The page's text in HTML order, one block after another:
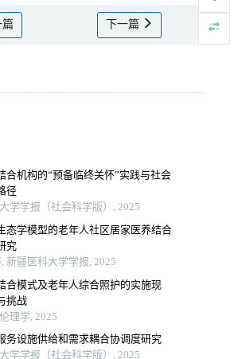
篇 下一篇